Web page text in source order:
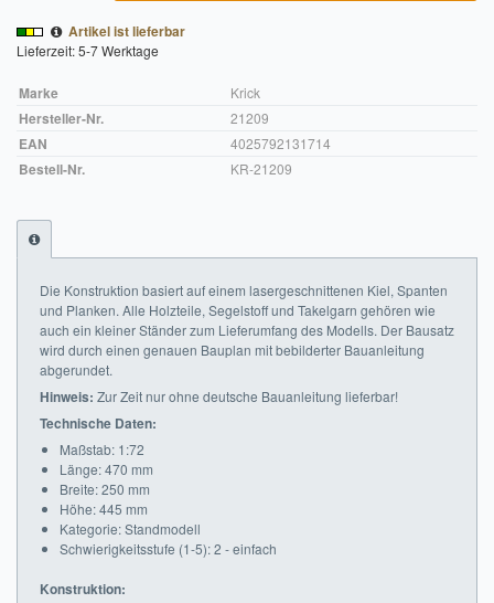
Impressum
ÜBER UNS
MEIN KONTO
WARENKORB
Artikel ist lieferbar
Lieferzeit: 5-7 Werktage
Marke Krick
Hersteller-Nr. 21209
EAN 4025792131714
Bestell-Nr. KR-21209
Die Konstruktion basiert auf einem lasergeschnittenen Kiel, Spanten
und Planken. Alle Holzteile, Segelstoff und Takelgarn gehören wie
auch ein kleiner Ständer zum Lieferumfang des Modells. Der Bausatz
wird durch einen genauen Bauplan mit bebilderter Bauanleitung
abgerundet.
Hinweis: Zur Zeit nur ohne deutsche Bauanleitung lieferbar!
Technische Daten:
Maßstab: 1:72
Länge: 470 mm
Breite: 250 mm
Höhe: 445 mm
Kategorie: Standmodell
Schwierigkeitsstufe (1-5): 2 - einfach
Konstruktion: